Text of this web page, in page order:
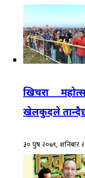
खिचरा
खेलकुदले
३० पुष २०७९, शनिबार